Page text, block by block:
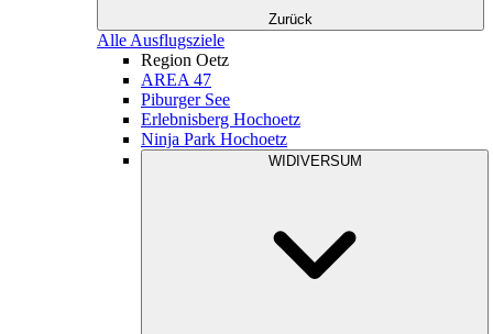
Zurück
Alle Ausflugsziele
Region Oetz
AREA 47
Piburger See
Erlebnisberg Hochoetz
Ninja Park Hochoetz
WIDIVERSUM